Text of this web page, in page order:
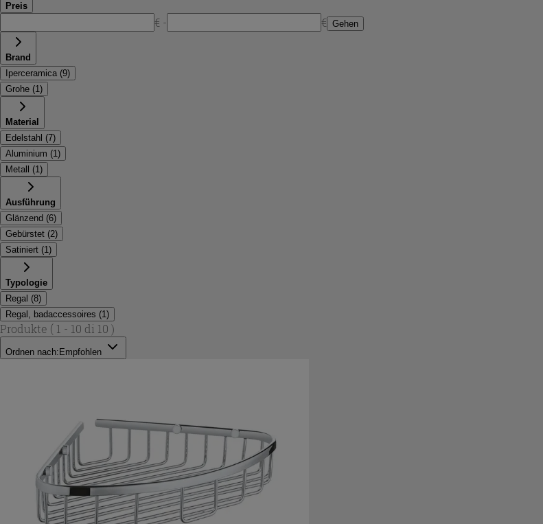
Preis
€ - € Gehen
Brand
Iperceramica (9)
Grohe (1 )
Material
Edelstahl (7)
Aluminium (1 )
Metall
(1 )
Ausführung
Glänzend (6)
Gebürstet (2)
Satiniert (1 )
Typologie
Regal (8)
Regal, badaccessoires (1 )
Produkte ( 1 - 10 di 10 )
Ordnen nach: Empfohlen